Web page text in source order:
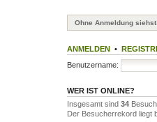
Ohne Anmeldung siehst
ANMELDEN •
Benutzername:
WER IST ONLINE?
Insgesamt sind 34
Der Besucherrekord liegt